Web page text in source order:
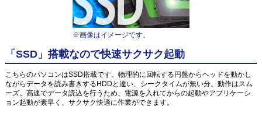
※画像はイメージです。
「SSD」搭載なので快速サクサク起動
こちらのパソコンはSSD搭載です。物理的に回転する円盤からヘッドを動かし
ながらデータを読み書きするHDDと違い、シークタイムが無い分、動作はスム
ーズ。高速でデータ読込を行うため、電源を入れてからの起動やアプリケーシ
ョン起動が素早く、サクサク快適に作業ができます。